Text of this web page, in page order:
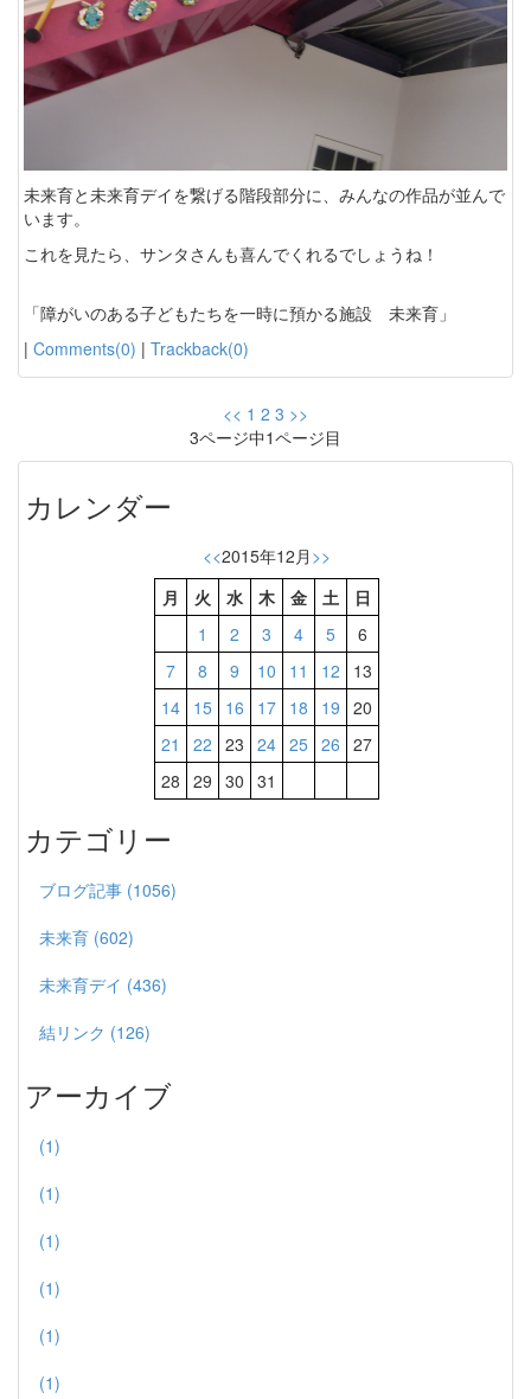
未来育と未来育デイを繋げる階段部分に、みんなの作品が並んで
います。
これを見たら、サンタさんも喜んでくれるでしょうね！
「障がいのある子どもたちを一時に預かる施設 未来育」
| Comments(0) | Trackback(0)
<< 1 2 3 >>
3ページ中1ページ目
カレンダー
<<2015年12月 >>
月
火 水 木 金 土
日
1
2 3 4 5
6
7
8 9 10 11 12
13
14
15 16 17 18 19 20
21
22 23 24 25 26 27
28 29 30 31
カテゴリー
ブログ記事 (1056)
未来育 (602)
未来育デイ (436)
結リンク (126)
アーカイブ
(1)
(1)
(1)
(1)
(1)
(1)